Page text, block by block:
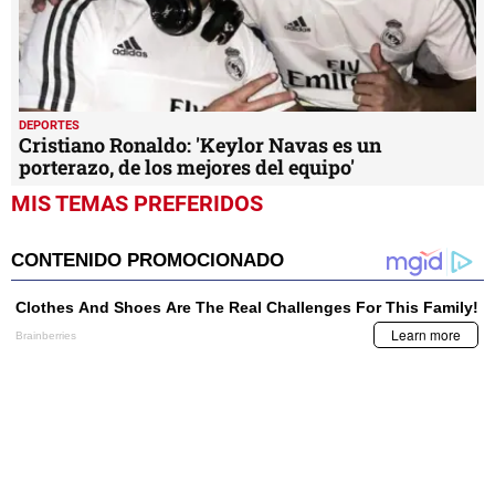
DEPORTES
Cristiano Ronaldo: 'Keylor Navas es un
porterazo, de los mejores del equipo'
MIS TEMAS PREFERIDOS